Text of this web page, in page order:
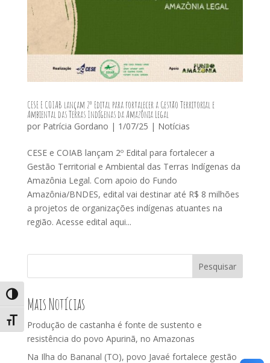
Alternar alto contraste
Alternar tamanho da fonte
CESE E COIAB lançam 2º Edital para fortalecer a Gestão Territorial e
Ambiental das Terras Indígenas da Amazônia Legal
por Patrícia Gordano | 1/07/25 | Notícias
CESE e COIAB lançam 2º Edital para fortalecer a
Gestão Territorial e Ambiental das Terras Indígenas da
Amazônia Legal. Com apoio do Fundo
Amazônia/BNDES, edital vai destinar até R$ 8 milhões
a projetos de organizações indígenas atuantes na
região. Acesse edital aqui...
Pesquisar
Mais Notícias
Produção de castanha é fonte de sustento e
resistência do povo Apurinã, no Amazonas
Na Ilha do Bananal (TO), povo Javaé fortalece gestão